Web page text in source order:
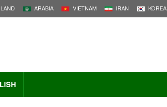
ARABIA VIETNAM IRAN KOREA